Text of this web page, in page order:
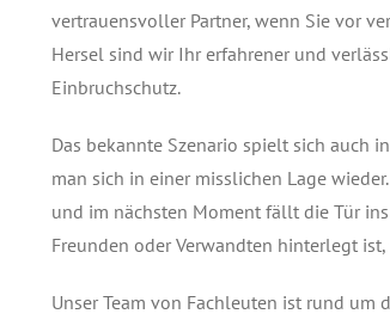
vertrauensvoller Partner, wenn Sie vor
Hersel sind wir Ihr erfahrener und
Einbruchschutz.
Das bekannte Szenario spielt sich auch
man sich in einer misslichen Lage
und im nächsten Moment fällt die Tür
Freunden oder Verwandten hinterlegt
Unser Team von Fachleuten ist rund um